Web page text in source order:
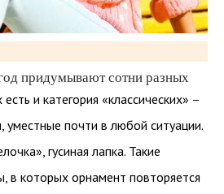
придумывают сотни разных
и категория «классических» –
почти в любой ситуации.
гусиная лапка. Такие
в которых орнамент повторяется